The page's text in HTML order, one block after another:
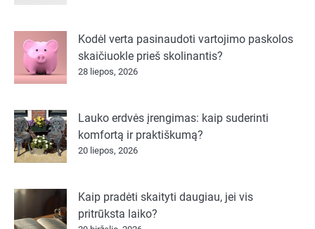
Kodėl verta pasinaudoti vartojimo paskolos
skaičiuokle prieš skolinantis?
28 liepos, 2026
Lauko erdvės įrengimas: kaip suderinti
komfortą ir praktiškumą?
20 liepos, 2026
Kaip pradėti skaityti daugiau, jei vis
pritrūksta laiko?